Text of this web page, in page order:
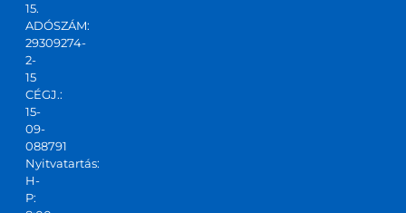
15.
ADÓSZÁM:
29309274-
2-
15
CÉGJ.:
15-
09-
088791
Nyitvatartás:
H-
P: